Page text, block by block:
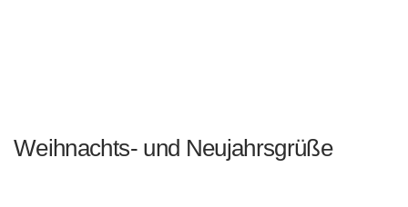
Weihnachts- und Neujahrsgrüße